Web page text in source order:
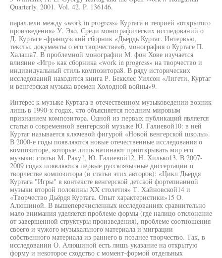
Quarterly. 2001. Vol. 42. P. 136146.
параллели между «work in progress» Куртага и теорией «открытого
произведения» У. Эко. Среди монографических исследований о
Д. Куртаге -французский сборник «Дьёрдь Куртаг. Интервью,
тексты, документы о его творчестве»6, монография о Куртаге П.
Халаша7. В проблемной монографии М. фон Хове изучается
влияние «Игр» как сборника «work in progress» на творчество и
индивидуальный стиль композитора8. В ряду исторических
исследований находится книга Р. Бекклес Уилсон «Лигети, Куртаг
и венгерская музыка времен Холодной войны»9.
Интерес к музыке Куртага в отечественном музыковедении возник
лишь в 1990-х годах, что объясняется поздним мировым
признанием композитора. Одной из первых публикаций является
статья о современной венгерской музыке Ю. Галиевой10: в ней
Куртаг называется ключевой фигурой «Новой венгерской школы».
В 2000-е годы появляются новые отечественные исследования о
композиторе, которые лишь начинают приоткрывать мир его
музыки: статьи М. Раку", Ю. Галиевой12, Н. Хилько13. В 2007-
2009 годах появляются первые русскоязычные диссертации о
творчестве композитора (и статьи этих авторов): «Цикл Дьёрдя
Куртага "Игры" в контексте венгерской детской фортепианной
музыки второй половины XX столетия» Т. Хайновской14 и
«Творчество Дьёрдя Куртага. Опыт характеристики»15 О.
Алюшиной. В вышеперечисленных исследованиях сравнительно
мало внимания уделяется проблеме формы (где налицо отклонение
от завершенной структуры произведения), проблеме соотношения
своего и чужого музыкального материала и миграции
собственного материала из раннего в позднее творчество. Так, в
исследовании О. Алюшиной есть лишь указание на открытую
форму и некоторое сходство с момент-формой отдельных